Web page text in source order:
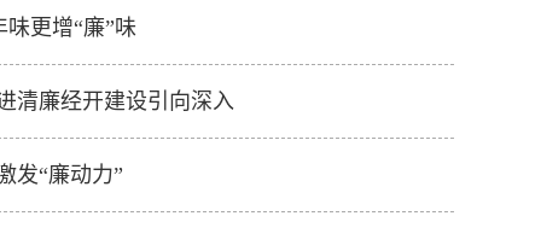
更增“廉”味
清廉经开建设引向深入
发“廉动力”